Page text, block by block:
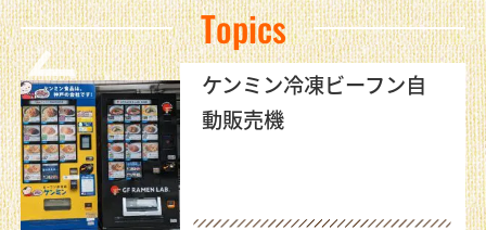
Topics
ケンミン冷凍ビーフン自
動販売機